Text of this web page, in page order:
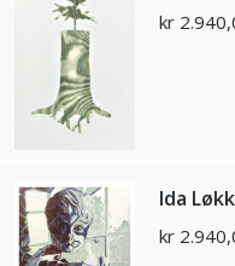
kr
Ida
kr